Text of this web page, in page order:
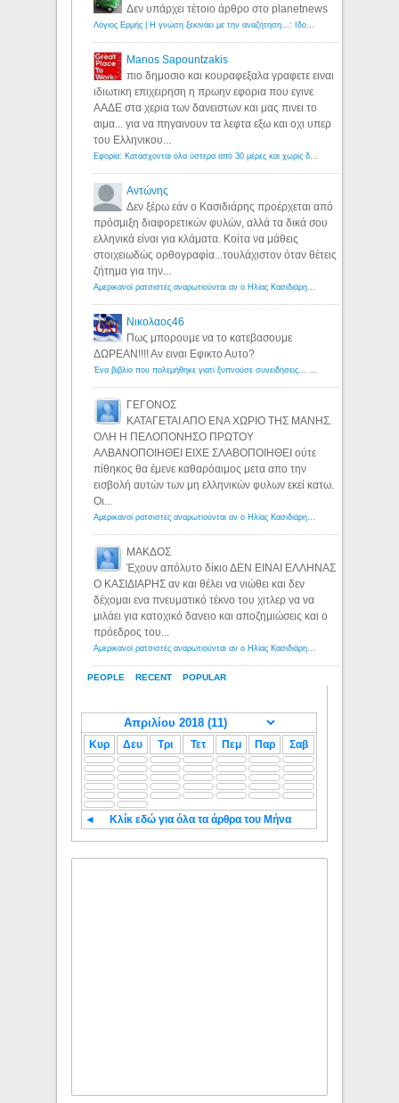
PEOPLE RECENT POPULAR
Δεν υπάρχει τέτοιο άρθρο στο planetnews
Manos Sapountzakis
πιο δημοσιο και κουραφεξαλα γραφετε ειναι
ιδιωτικη επιχειρηση η πρωην εφορια που εγινε
ΑΑΔΕ στα χερια των δανειστων και μας πινει το
αιμα... για να πηγαινουν τα λεφτα εξω και οχι υπερ
του Ελληνικου...
Αντώνης
Δεν ξέρω εάν ο Κασιδιάρης προέρχεται από
πρόσμιξη διαφορετικών φυλών, αλλά τα δικά σου
ελληνικά είναι για κλάματα. Κοίτα να μάθεις
στοιχειωδώς ορθογραφία...τουλάχιστον όταν θέτεις
ζήτημα για την...
Νικολαος46
Πως μπορουμε να το κατεβασουμε
ΔΩΡΕΑΝ!!!! Αν ειναι Εφικτο Αυτο?
ΓΕΓΟΝΟΣ
ΚΑΤΑΓΕΤΑΙ ΑΠΟ ΕΝΑ ΧΩΡΙΟ ΤΗΣ ΜΑΝΗΣ.
ΟΛΗ Η ΠΕΛΟΠΟΝΗΣΟ ΠΡΩΤΟΥ
ΑΛΒΑΝΟΠΟΙΗΘΕΙ ΕΙΧΕ ΣΛΑΒΟΠΟΙΗΘΕΙ ούτε
πίθηκος θα έμενε καθαρόαιμος μετα απο την
εισβολή αυτών των μη ελληνικών φυλων εκεί κατω.
Οι...
ΜΑΚΔΟΣ
Έχουν απόλυτο δίκιο ΔΕΝ ΕΙΝΑΙ ΕΛΛΗΝΑΣ
Ο ΚΑΣΙΔΙΑΡΗΣ αν και θέλει να νιώθει και δεν
δέχομαι ενα πνευματικό τέκνο του χιτλερ να να
μιλάει για κατοχικό δανειο και αποζημιώσεις και ο
πρόεδρος του...
Κυρ Δευ Τρι Τετ Πεμ Παρ Σαβ
◄ Κλίκ εδώ για όλα τα άρθρα του Μήνα